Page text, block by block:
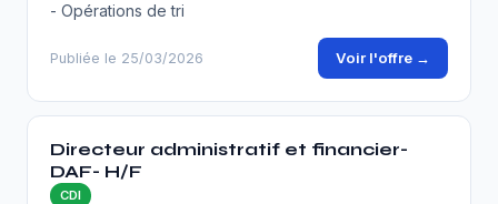
- Opérations de tri
Publiée le 25/03/2026 Voir l'offre →
Directeur administratif et financier-
DAF- H/F
CDI